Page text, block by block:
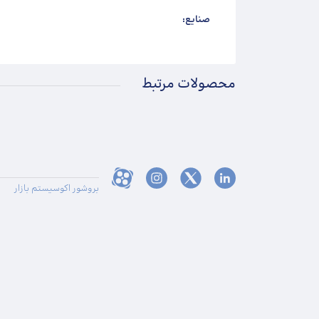
صنایع:
محصولات مرتبط
بروشور اکوسیستم بازار